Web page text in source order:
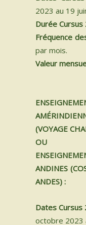
2023 au 19
Durée
Fréquence
par mois.
Valeur
AMÉ
(VOYAGE
OU
ANDINES
ANDES) :
Dates
octobre 2023